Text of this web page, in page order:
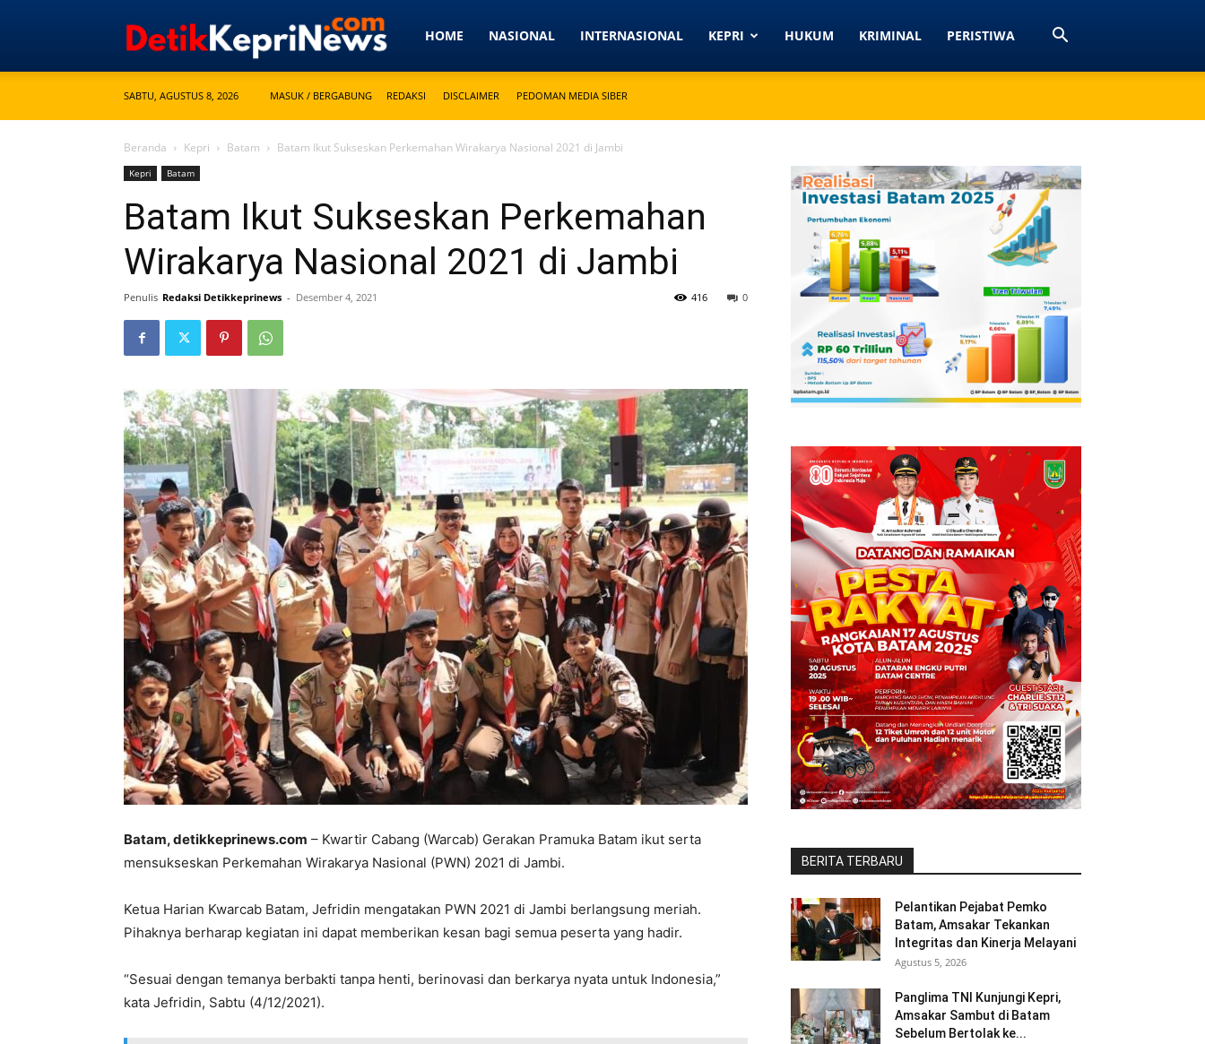
Detikkeprinews.com
HOME NASIONAL INTERNASIONAL KEPRI HUKUM KRIMINAL PERISTIWA
SABTU, AGUSTUS 8, 2026 MASUK / BERGABUNG REDAKSI DISCLAIMER PEDOMAN MEDIA SIBER
Beranda Kepri Batam Batam Ikut Sukseskan Perkemahan Wirakarya Nasional 2021 di Jambi
Kepri Batam
Batam Ikut Sukseskan Perkemahan
Wirakarya Nasional 2021 di Jambi
Penulis Redaksi Detikkeprinews - Desember 4, 2021 0
416
Batam, detikkeprinews.com – Kwartir Cabang (Warcab) Gerakan Pramuka Batam ikut serta
mensukseskan Perkemahan Wirakarya Nasional (PWN) 2021 di Jambi.
Ketua Harian Kwarcab Batam, Jefridin mengatakan PWN 2021 di Jambi berlangsung meriah.
Pihaknya berharap kegiatan ini dapat memberikan kesan bagi semua peserta yang hadir.
“Sesuai dengan temanya berbakti tanpa henti, berinovasi dan berkarya nyata untuk Indonesia,”
kata Jefridin, Sabtu (4/12/2021).
BERITA TERBARU
Pelantikan Pejabat Pemko
Batam, Amsakar Tekankan
Integritas dan Kinerja Melayani
Agustus 5, 2026
Panglima TNI Kunjungi Kepri,
Amsakar Sambut di Batam
Sebelum Bertolak ke...